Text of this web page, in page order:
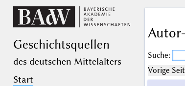
Geschichts­quellen
des deutschen Mittelalters
Start
Suche:
Vorige